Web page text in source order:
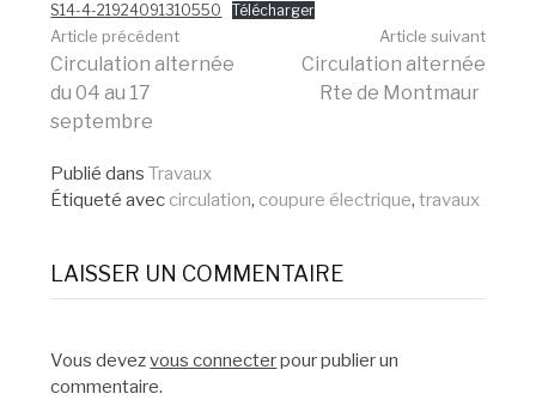
S14-4-21924091310550 Télécharger
Lire
la
suite
Article précédent
Circulation alternée
du 04 au 17
septembre
Article suivant
Circulation alternée
Rte de Montmaur
Publié dans Travaux
Étiqueté avec circulation, coupure électrique,travaux
LAISSER UN COMMENTAIRE
Vous devezvous connecterpour publier un
commentaire.